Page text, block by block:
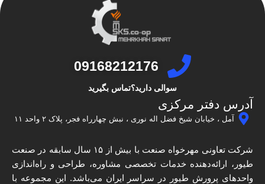
09168212176
سوالی دارید؟تماس بگیرید
آدرس دفتر مرکزی
آمل ، خیابان شیخ فضل اله نوری ، نبش چهارراه فجر، پلاک ۲ واحد ۱۱
شرکت تعاونی مهرخواه صنعت با بیش از ۱۵ سال سابقه در صنعت
طیور، ارائه‌دهنده خدمات تخصصی مشاوره، طراحی و راه‌اندازی
واحدهای پرورش طیور در سراسر ایران می‌باشد. این مجموعه با